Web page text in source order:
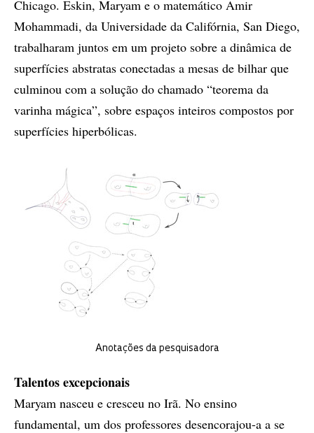
Chicago. Eskin, Maryam e o matemático Amir
Mohammadi, da Universidade da Califórnia, San Diego,
trabalharam juntos em um projeto sobre a dinâmica de
superfícies abstratas conectadas a mesas de bilhar que
culminou com a solução do chamado “teorema da
varinha mágica”, sobre espaços inteiros compostos por
superfícies hiperbólicas.
Anotações da pesquisadora
Talentos excepcionais
Maryam nasceu e cresceu no Irã. No ensino
fundamental, um dos professores desencorajou-a a se